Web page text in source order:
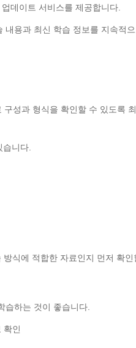
데이트 서비스를 제공합니다.
내용과 최신 학습 정보를 지속적
성과 형식을 확인할 수 있도록
니다.
식에 적합한 자료인지 먼저 확인
습하는 것이 좋습니다.
확인